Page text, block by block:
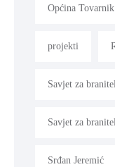
Općina Tovarnik
projekti
Savjet za
Savjet za
Srđan Jeremić